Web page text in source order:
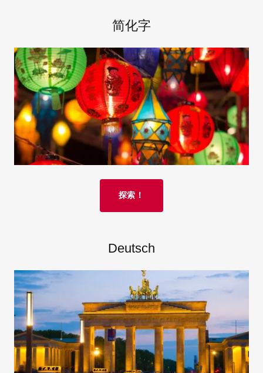
简化字
探索！
Deutsch